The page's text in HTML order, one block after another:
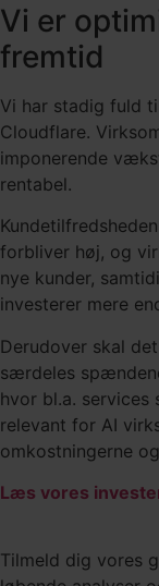
Vi er
fremtid
Vi har stadig fuld
Cloudflare.
imponerende
rentabel.
forbliver høj, og
nye kunder,
investerer mere
Derudover skal
særdeles
hvor bl.a. services
relevant for AI
omkostningerne
Læs vores
Tilmeld dig vores